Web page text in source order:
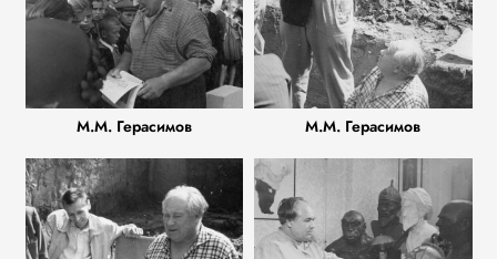
М.М. Герасимов М.М. Герасимов